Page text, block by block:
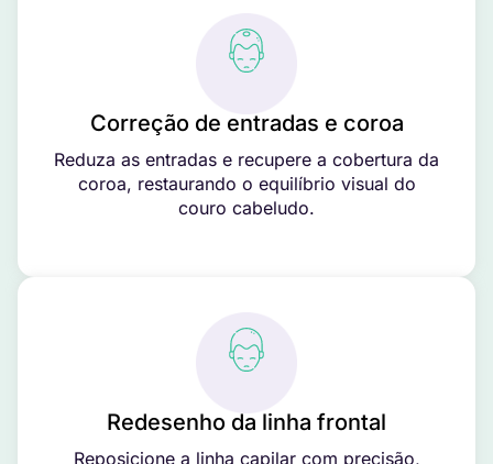
Correção de entradas e coroa
Reduza as entradas e recupere a cobertura da
coroa, restaurando o equilíbrio visual do
couro cabeludo.
Redesenho da linha frontal
Reposicione a linha capilar com precisão,